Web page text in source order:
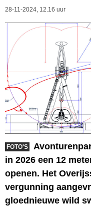
28-11-2024, 12.16 uur
FOTO'S
in 2026 een 12
openen. Het
vergunning
gloednieuwe wild